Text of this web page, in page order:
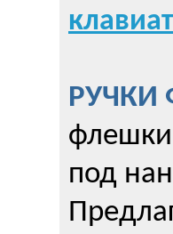
РУЧКИ
флешки
под